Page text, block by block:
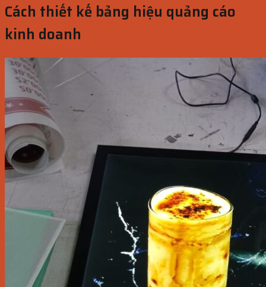
Cách thiết kế bảng hiệu quảng cáo
kinh doanh